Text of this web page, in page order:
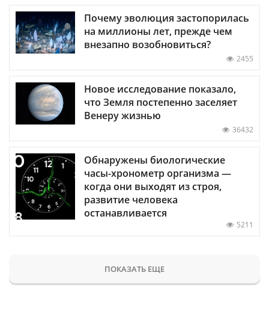
Почему эволюция застопорилась
на миллионы лет, прежде чем
внезапно возобновиться?
2455
Новое исследование показало,
что Земля постепенно заселяет
Венеру жизнью
36432
Обнаружены биологические
часы-хронометр организма —
когда они выходят из строя,
развитие человека
останавливается
5211
ПОКАЗАТЬ ЕЩЕ